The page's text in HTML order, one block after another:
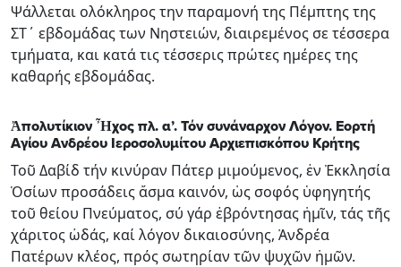
Ψάλλεται ολόκληρος την παραμονή της Πέμπτης της
ΣΤ΄ εβδομάδας των Νηστειών, διαιρεμένος σε τέσσερα
τμήματα, και κατά τις τέσσερις πρώτες ημέρες της
καθαρής εβδομάδας.
Ἀπολυτίκιον Ἦχος πλ. α’. Τόν συνάναρχον Λόγον. Εορτή
Αγίου Ανδρέου Ιεροσολυμίτου Αρχιεπισκόπου Κρήτης
Τοῦ Δαβίδ τήν κινύραν Πάτερ μιμούμενος, ἐν Ἐκκλησία
Ὁσίων προσάδεις ἄσμα καινόν, ὡς σοφός ὑφηγητής
τοῦ θείου Πνεύματος, σύ γάρ ἐβρόντησας ἡμῖν, τάς τῆς
χάριτος ὠδάς, καί λόγον δικαιοσύνης, Ἀνδρέα
Πατέρων κλέος, πρός σωτηρίαν τῶν ψυχῶν ἡμῶν.